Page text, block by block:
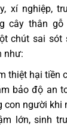
xí nghiệp,
cây thân
chút sai sót
như:
thiệt hại tiền
bảo độ an
con người khi
lớn, sinh